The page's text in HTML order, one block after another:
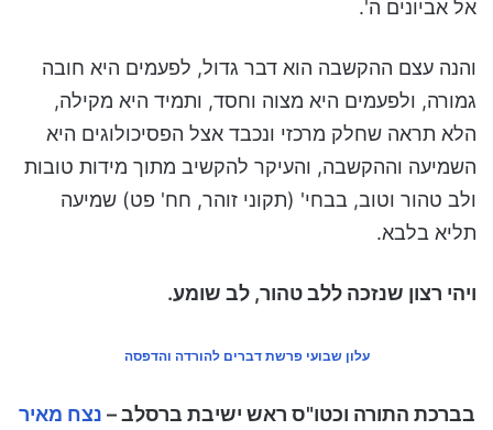
אל אביונים ה'.
והנה עצם ההקשבה הוא דבר גדול, לפעמים היא חובה
גמורה, ולפעמים היא מצוה וחסד, ותמיד היא מקילה,
הלא תראה שחלק מרכזי ונכבד אצל הפסיכולוגים היא
השמיעה וההקשבה, והעיקר להקשיב מתוך מידות טובות
ולב טהור וטוב, בבחי' (תקוני זוהר, חח' פט) שמיעה
תליא בלבא.
ויהי רצון שנזכה ללב טהור, לב שומע.
עלון שבועי פרשת דברים להורדה והדפסה
בברכת התורה וכטו"ס ראש ישיבת ברסלב – נצח מאיר